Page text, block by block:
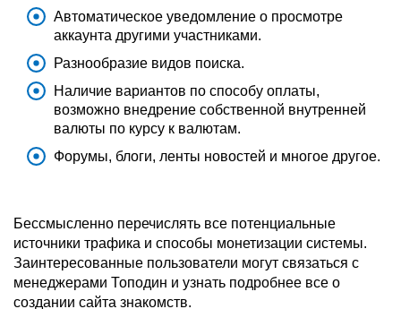
Автоматическое уведомление о просмотре
аккаунта другими участниками.
Разнообразие видов поиска.
Наличие вариантов по способу оплаты,
возможно внедрение собственной внутренней
валюты по курсу к валютам.
Форумы, блоги, ленты новостей и многое другое.
Бессмысленно перечислять все потенциальные
источники трафика и способы монетизации системы.
Заинтересованные пользователи могут связаться с
менеджерами Топодин и узнать подробнее все о
создании сайта знакомств.